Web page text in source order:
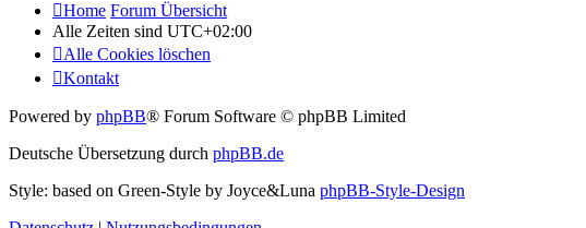
Home Forum Übersicht
Alle Zeiten sind UTC+02:00
Alle Cookies löschen
Kontakt
Powered by phpBB® Forum Software © phpBB Limited
Deutsche Übersetzung durch phpBB.de
Style: based on Green-Style by Joyce&Luna phpBB-Style-Design